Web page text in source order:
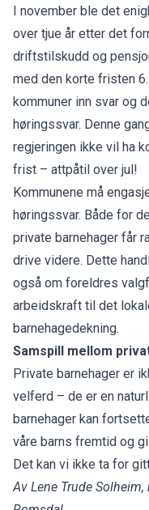
I november ble det
over tjue år etter det
driftstilskudd og
med den korte fristen
kommuner inn svar og
høringssvar. Denne
regjeringen ikke vil ha
frist – attpåtil over jul!
Kommunene må
høringssvar. Både for
private barnehager får
drive videre. Dette
også om foreldres
arbeidskraft til det
barnehagedekning.
Samspill mellom
Private barnehager er
velferd – de er en
barnehager kan
våre barns fremtid og
Det kan vi ikke ta for
Av Lene Trude